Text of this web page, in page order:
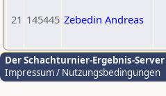
21 145445 Zebedin Andreas
Der Schachturnier-Ergebnis-Server
Impressum / Nutzungsbedingungen